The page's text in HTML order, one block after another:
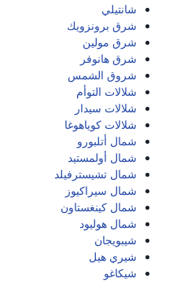
شانتيلي
شرق برونزويك
شرق مولين
شرق هانوفر
شروق الشمس
شلالات التوأم
شلالات سيدار
شلالات كوياهوغا
شمال أتلبورو
شمال أولمستيد
شمال تشيسترفيلد
شمال سيراكيوز
شمال كينغستاون
شمال هوليود
شيبويجان
شيري هيل
شيكاغو